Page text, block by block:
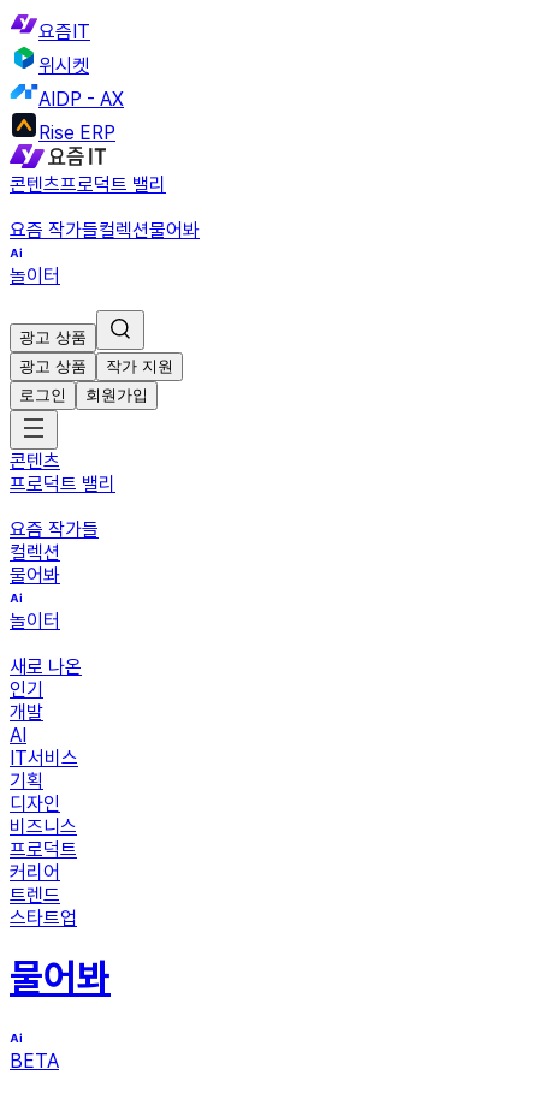
요즘IT
위시켓
AIDP - AX
Rise ERP
콘텐츠프로덕트 밸리
요즘 작가들컬렉션물어봐
놀이터
광고 상품
광고 상품
작가 지원
로그인
회원가입
콘텐츠
프로덕트 밸리
요즘 작가들
컬렉션
물어봐
놀이터
새로 나온
인기
개발
AI
IT서비스
기획
디자인
비즈니스
프로덕트
커리어
트렌드
스타트업
물어봐
BETA